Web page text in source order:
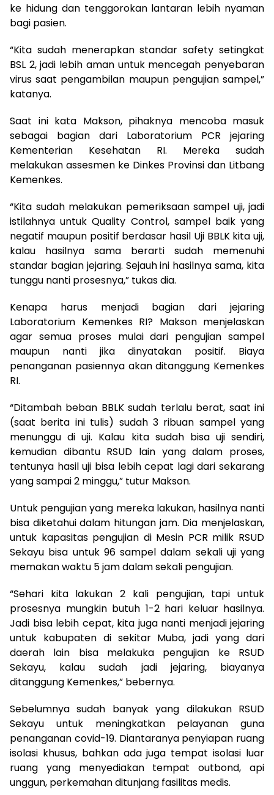
ke hidung dan tenggorokan lantaran lebih nyaman
bagi pasien.
“Kita sudah menerapkan standar safety setingkat
BSL 2, jadi lebih aman untuk mencegah penyebaran
virus saat pengambilan maupun pengujian sampel,”
katanya.
Saat ini kata Makson, pihaknya mencoba masuk
sebagai bagian dari Laboratorium PCR jejaring
Kementerian Kesehatan RI. Mereka sudah
melakukan assesmen ke Dinkes Provinsi dan Litbang
Kemenkes.
“Kita sudah melakukan pemeriksaan sampel uji, jadi
istilahnya untuk Quality Control, sampel baik yang
negatif maupun positif berdasar hasil Uji BBLK kita uji,
kalau hasilnya sama berarti sudah memenuhi
standar bagian jejaring. Sejauh ini hasilnya sama, kita
tunggu nanti prosesnya,” tukas dia.
Kenapa harus menjadi bagian dari jejaring
Laboratorium Kemenkes RI? Makson menjelaskan
agar semua proses mulai dari pengujian sampel
maupun nanti jika dinyatakan positif. Biaya
penanganan pasiennya akan ditanggung Kemenkes
RI.
“Ditambah beban BBLK sudah terlalu berat, saat ini
(saat berita ini tulis) sudah 3 ribuan sampel yang
menunggu di uji. Kalau kita sudah bisa uji sendiri,
kemudian dibantu RSUD lain yang dalam proses,
tentunya hasil uji bisa lebih cepat lagi dari sekarang
yang sampai 2 minggu,” tutur Makson.
Untuk pengujian yang mereka lakukan, hasilnya nanti
bisa diketahui dalam hitungan jam. Dia menjelaskan,
untuk kapasitas pengujian di Mesin PCR milik RSUD
Sekayu bisa untuk 96 sampel dalam sekali uji yang
memakan waktu 5 jam dalam sekali pengujian.
“Sehari kita lakukan 2 kali pengujian, tapi untuk
prosesnya mungkin butuh 1-2 hari keluar hasilnya.
Jadi bisa lebih cepat, kita juga nanti menjadi jejaring
untuk kabupaten di sekitar Muba, jadi yang dari
daerah lain bisa melakuka pengujian ke RSUD
Sekayu, kalau sudah jadi jejaring, biayanya
ditanggung Kemenkes,” bebernya.
Sebelumnya sudah banyak yang dilakukan RSUD
Sekayu untuk meningkatkan pelayanan guna
penanganan covid-19. Diantaranya penyiapan ruang
isolasi khusus, bahkan ada juga tempat isolasi luar
ruang yang menyediakan tempat outbond, api
unggun, perkemahan ditunjang fasilitas medis.